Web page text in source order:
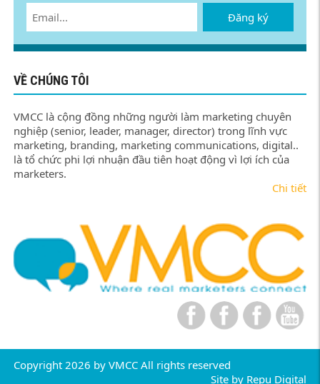
Đăng ký
VỀ CHÚNG TÔI
VMCC là cộng đồng những người làm marketing chuyên
nghiệp (senior, leader, manager, director) trong lĩnh vực
marketing, branding, marketing communications, digital..
là tổ chức phi lợi nhuận đầu tiên hoạt động vì lợi ích của
marketers.
Chi tiết
Copyright 2026 by VMCC All rights reserved
Site by Repu Digital